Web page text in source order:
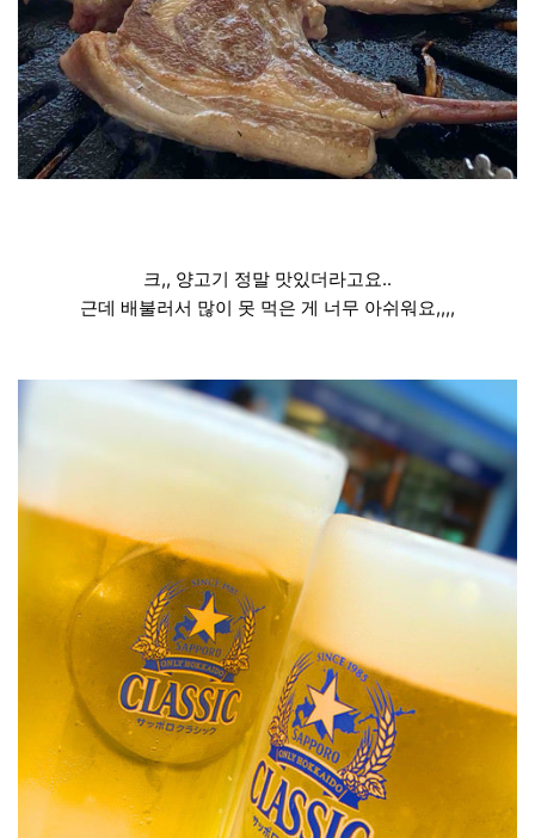
크,, 양고기 정말 맛있더라고요..
근데 배불러서 많이 못 먹은 게 너무 아쉬워요,,,,